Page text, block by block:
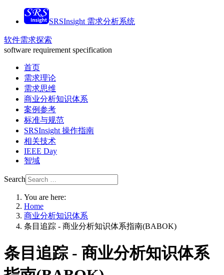
SRSInsight 需求分析系统
软件需求探索
software requirement specification
首页
需求理论
需求思维
商业分析知识体系
案例参考
标准与规范
SRSInsight 操作指南
相关技术
IEEE Day
智域
Search
You are here:
Home
商业分析知识体系
条目追踪 - 商业分析知识体系指南(BABOK)
条目追踪 - 商业分析知识体系